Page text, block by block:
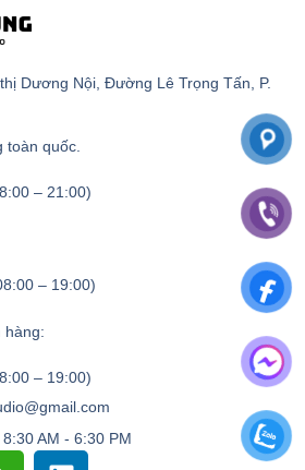
Dương Nội, Đường Lê Trọng Tấn, P.
toàn quốc.
– 21:00)
– 19:00)
hàng:
– 19:00)
AM - 6:30 PM